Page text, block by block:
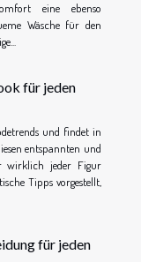
eine ebenso
Wäsche für den
für jeden
und findet in
entspannten und
wirklich jeder Figur
Tipps vorgestellt,
für jeden